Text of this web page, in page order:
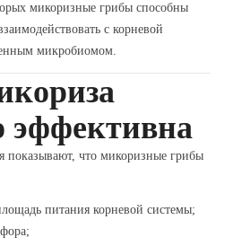
микоризные грибы способны
с корневой
микробиомом.
эффективна
показывают, что микоризные грибы
питания корневой системы;